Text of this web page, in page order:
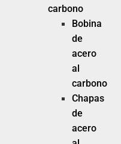
carbono
Bobina
de
acero
al
carbono
Chapas
de
acero